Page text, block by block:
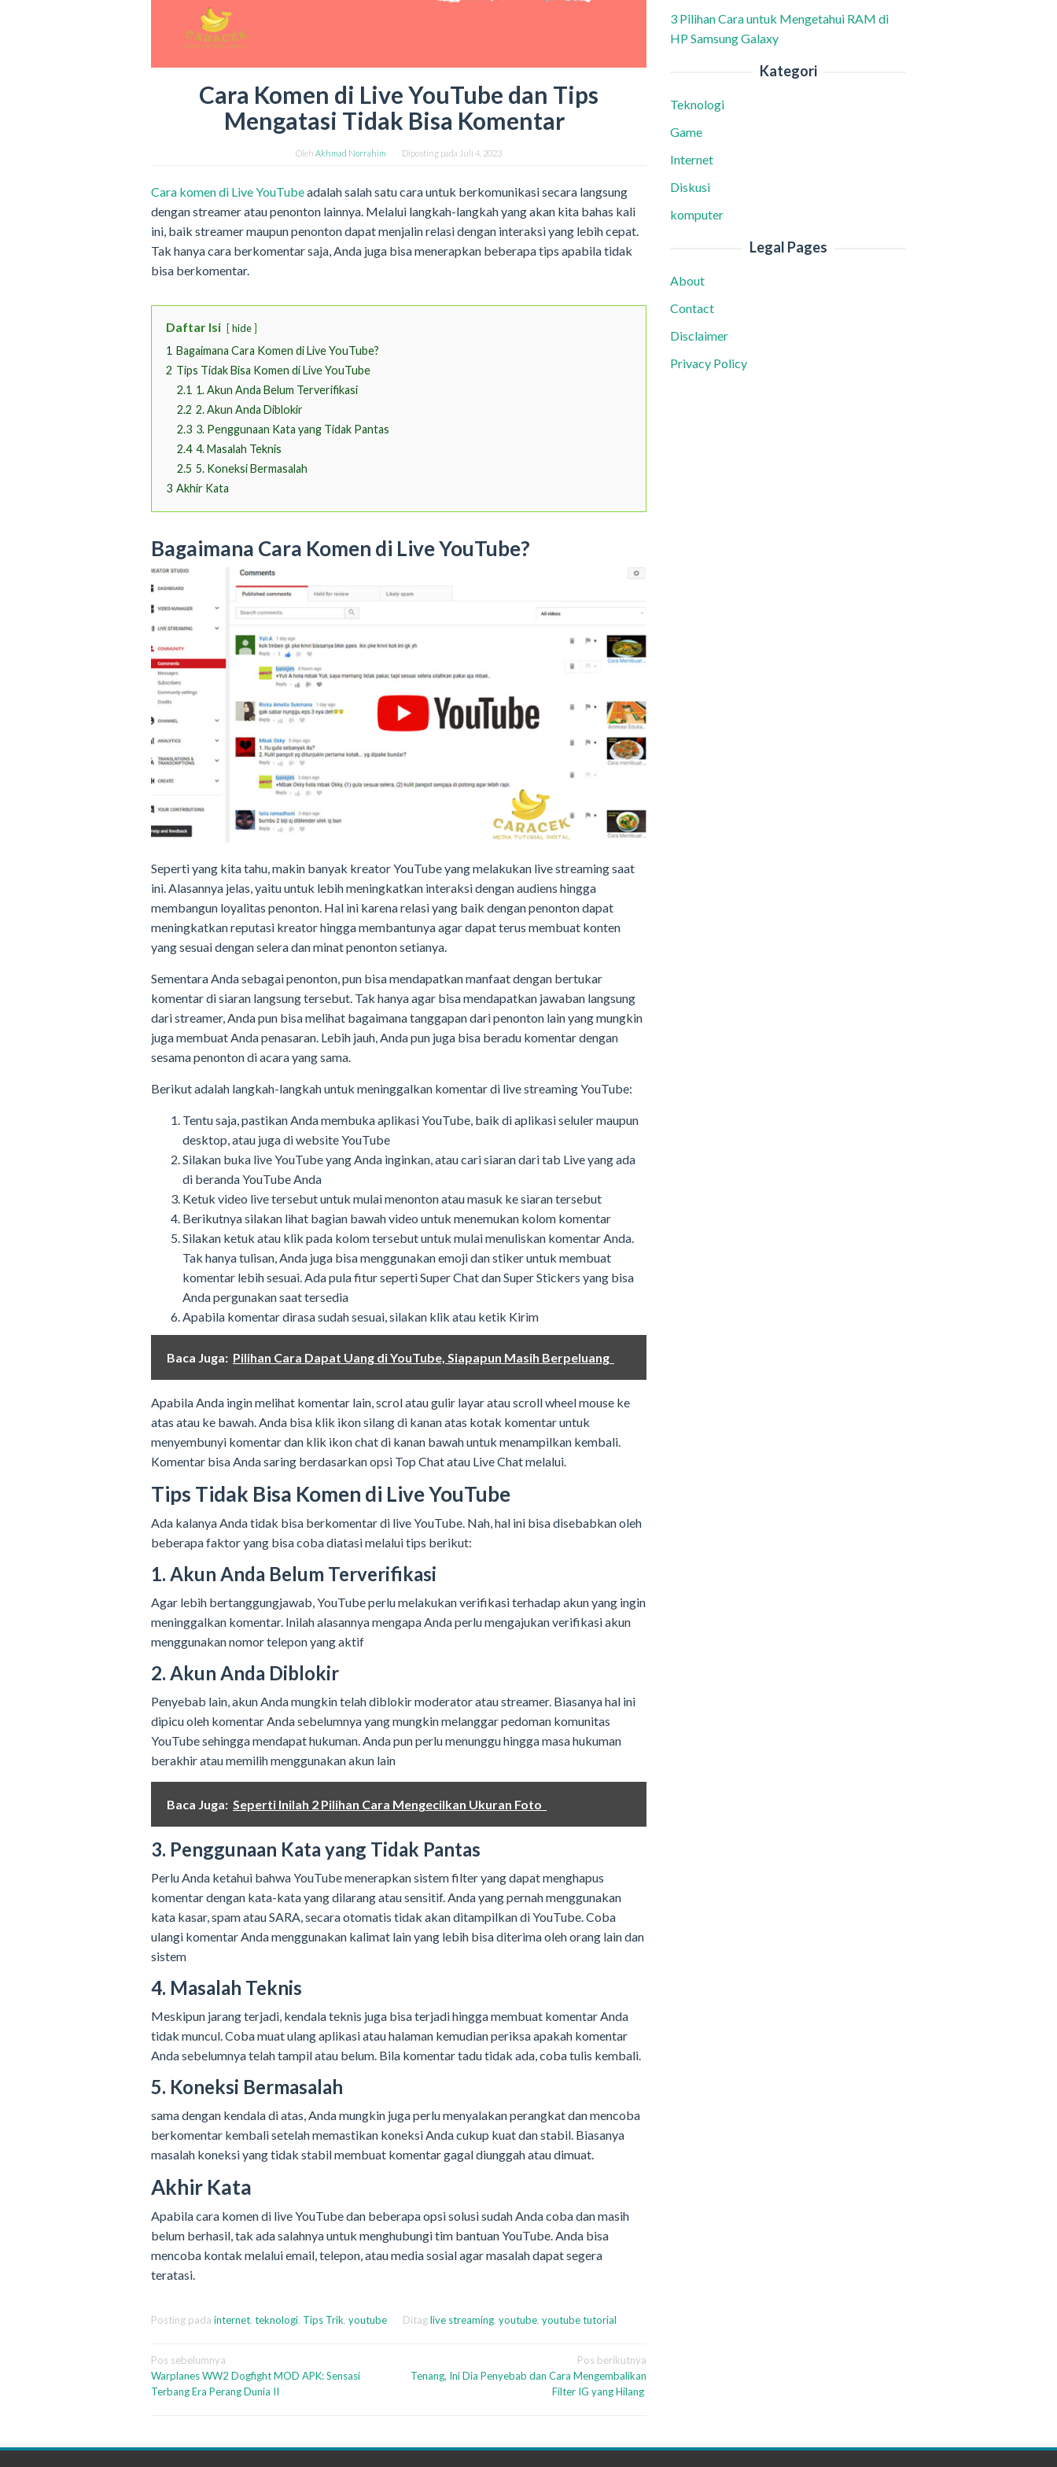
Cara Komen di Live YouTube dan Tips
Mengatasi Tidak Bisa Komentar
Oleh Akhmad Norrahim Diposting pada Juli 4, 2023
Cara komen di Live YouTubeadalah salah satu cara untuk berkomunikasi secara langsung
dengan streamer atau penonton lainnya. Melalui langkah-langkah yang akan kita bahas kali
ini, baik streamer maupun penonton dapat menjalin relasi dengan interaksi yang lebih cepat.
Tak hanya cara berkomentar saja, Anda juga bisa menerapkan beberapa tips apabila tidak
bisa berkomentar.
Daftar Isi hide
1 Bagaimana Cara Komen di Live YouTube?
2 Tips Tidak Bisa Komen di Live YouTube
2.1 1. Akun Anda Belum Terverifikasi
2.2 2. Akun Anda Diblokir
2.3 3. Penggunaan Kata yang Tidak Pantas
2.4 4. Masalah Teknis
2.5 5. Koneksi Bermasalah
3 Akhir Kata
Bagaimana Cara Komen di Live YouTube?
Seperti yang kita tahu, makin banyak kreator YouTube yang melakukan live streaming saat
ini. Alasannya jelas, yaitu untuk lebih meningkatkan interaksi dengan audiens hingga
membangun loyalitas penonton. Hal ini karena relasi yang baik dengan penonton dapat
meningkatkan reputasi kreator hingga membantunya agar dapat terus membuat konten
yang sesuai dengan selera dan minat penonton setianya.
Sementara Anda sebagai penonton, pun bisa mendapatkan manfaat dengan bertukar
komentar di siaran langsung tersebut. Tak hanya agar bisa mendapatkan jawaban langsung
dari streamer, Anda pun bisa melihat bagaimana tanggapan dari penonton lain yang mungkin
juga membuat Anda penasaran. Lebih jauh, Anda pun juga bisa beradu komentar dengan
sesama penonton di acara yang sama.
Berikut adalah langkah-langkah untuk meninggalkan komentar di live streaming YouTube:
Tentu saja, pastikan Anda membuka aplikasi YouTube, baik di aplikasi seluler maupun
desktop, atau juga di website YouTube
Silakan buka live YouTube yang Anda inginkan, atau cari siaran dari tab Live yang ada
di beranda YouTube Anda
Ketuk video live tersebut untuk mulai menonton atau masuk ke siaran tersebut
Berikutnya silakan lihat bagian bawah video untuk menemukan kolom komentar
Silakan ketuk atau klik pada kolom tersebut untuk mulai menuliskan komentar Anda.
Tak hanya tulisan, Anda juga bisa menggunakan emoji dan stiker untuk membuat
komentar lebih sesuai. Ada pula fitur seperti Super Chat dan Super Stickers yang bisa
Anda pergunakan saat tersedia
Apabila komentar dirasa sudah sesuai, silakan klik atau ketik Kirim
Baca Juga: Pilihan Cara Dapat Uang di YouTube, Siapapun Masih Berpeluang
Apabila Anda ingin melihat komentar lain, scrol atau gulir layar atau scroll wheel mouse ke
atas atau ke bawah. Anda bisa klik ikon silang di kanan atas kotak komentar untuk
menyembunyi komentar dan klik ikon chat di kanan bawah untuk menampilkan kembali.
Komentar bisa Anda saring berdasarkan opsi Top Chat atau Live Chat melalui.
Tips Tidak Bisa Komen di Live YouTube
Ada kalanya Anda tidak bisa berkomentar di live YouTube. Nah, hal ini bisa disebabkan oleh
beberapa faktor yang bisa coba diatasi melalui tips berikut:
1. Akun Anda Belum Terverifikasi
Agar lebih bertanggungjawab, YouTube perlu melakukan verifikasi terhadap akun yang ingin
meninggalkan komentar. Inilah alasannya mengapa Anda perlu mengajukan verifikasi akun
menggunakan nomor telepon yang aktif
2. Akun Anda Diblokir
Penyebab lain, akun Anda mungkin telah diblokir moderator atau streamer. Biasanya hal ini
dipicu oleh komentar Anda sebelumnya yang mungkin melanggar pedoman komunitas
YouTube sehingga mendapat hukuman. Anda pun perlu menunggu hingga masa hukuman
berakhir atau memilih menggunakan akun lain
Baca Juga: Seperti Inilah 2 Pilihan Cara Mengecilkan Ukuran Foto
3. Penggunaan Kata yang Tidak Pantas
Perlu Anda ketahui bahwa YouTube menerapkan sistem filter yang dapat menghapus
komentar dengan kata-kata yang dilarang atau sensitif. Anda yang pernah menggunakan
kata kasar, spam atau SARA, secara otomatis tidak akan ditampilkan di YouTube. Coba
ulangi komentar Anda menggunakan kalimat lain yang lebih bisa diterima oleh orang lain dan
sistem
4. Masalah Teknis
Meskipun jarang terjadi, kendala teknis juga bisa terjadi hingga membuat komentar Anda
tidak muncul. Coba muat ulang aplikasi atau halaman kemudian periksa apakah komentar
Anda sebelumnya telah tampil atau belum. Bila komentar tadu tidak ada, coba tulis kembali.
5. Koneksi Bermasalah
sama dengan kendala di atas, Anda mungkin juga perlu menyalakan perangkat dan mencoba
berkomentar kembali setelah memastikan koneksi Anda cukup kuat dan stabil. Biasanya
masalah koneksi yang tidak stabil membuat komentar gagal diunggah atau dimuat.
Akhir Kata
Apabila cara komen di live YouTube dan beberapa opsi solusi sudah Anda coba dan masih
belum berhasil, tak ada salahnya untuk menghubungitim bantuan YouTube. Anda bisa
mencoba kontak melalui email, telepon, atau media sosial agar masalah dapat segera
teratasi.
Posting pada internet, teknologi, Tips Trik, youtube Ditaglive streaming, youtube, youtube tutorial
Navigasi
pos
Pos sebelumnya
Warplanes WW2 Dogfight MOD APK: Sensasi
Terbang Era Perang Dunia II
Pos berikutnya
Tenang, Ini Dia Penyebab dan Cara Mengembalikan
Filter IG yang Hilang
3 Pilihan Cara untuk Mengetahui RAM di
HP Samsung Galaxy
Kategori
Teknologi
Game
Internet
Diskusi
komputer
Legal Pages
About
Contact
Disclaimer
Privacy Policy